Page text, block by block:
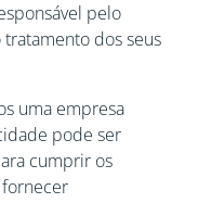
pelo
dos seus
uma empresa
pode ser
cumprir os